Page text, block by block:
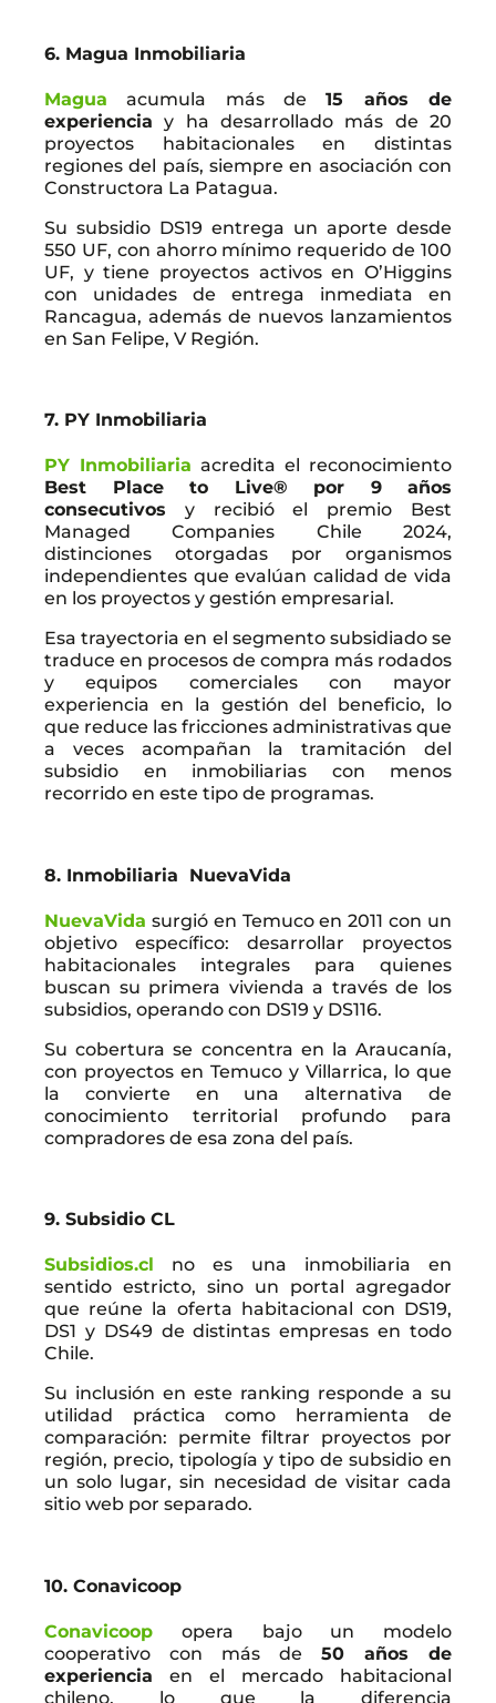
6. Magua Inmobiliaria
Magua acumula más de15 años de
experiencia y ha desarrollado más de 20
proyectos habitacionales en distintas
regiones del país, siempre en asociación con
Constructora La Patagua.
Su subsidio DS19 entrega un aporte desde
550 UF, con ahorro mínimo requerido de 100
UF, y tiene proyectos activos en O’Higgins
con unidades de entrega inmediata en
Rancagua, además de nuevos lanzamientos
en San Felipe, V Región.
7. PY Inmobiliaria
PY Inmobiliaria acredita el reconocimiento
Best Place to Live® por 9 años
consecutivos y recibió el premio Best
Managed Companies Chile 2024,
distinciones otorgadas por organismos
independientes que evalúan calidad de vida
en los proyectos y gestión empresarial.
Esa trayectoria en el segmento subsidiado se
traduce en procesos de compra más rodados
y equipos comerciales con mayor
experiencia en la gestión del beneficio, lo
que reduce las fricciones administrativas que
a veces acompañan la tramitación del
subsidio en inmobiliarias con menos
recorrido en este tipo de programas.
8. Inmobiliaria NuevaVida
NuevaVida surgió en Temuco en 2011 con un
objetivo específico: desarrollar proyectos
habitacionales integrales para quienes
buscan su primera vivienda a través de los
subsidios, operando con DS19 y DS116.
Su cobertura se concentra en la Araucanía,
con proyectos en Temuco y Villarrica, lo que
la convierte en una alternativa de
conocimiento territorial profundo para
compradores de esa zona del país.
9. Subsidio CL
Subsidios.cl
no es una inmobiliaria en
sentido estricto, sino un portal agregador
que reúne la oferta habitacional con DS19,
DS1 y DS49 de distintas empresas en todo
Chile.
Su inclusión en este ranking responde a su
utilidad práctica como herramienta de
comparación: permite filtrar proyectos por
región, precio, tipología y tipo de subsidio en
un solo lugar, sin necesidad de visitar cada
sitio web por separado.
10. Conavicoop
Conavicoop opera bajo un modelo
cooperativo con más de 50 años de
experiencia en el mercado habitacional
chileno, lo que la diferencia